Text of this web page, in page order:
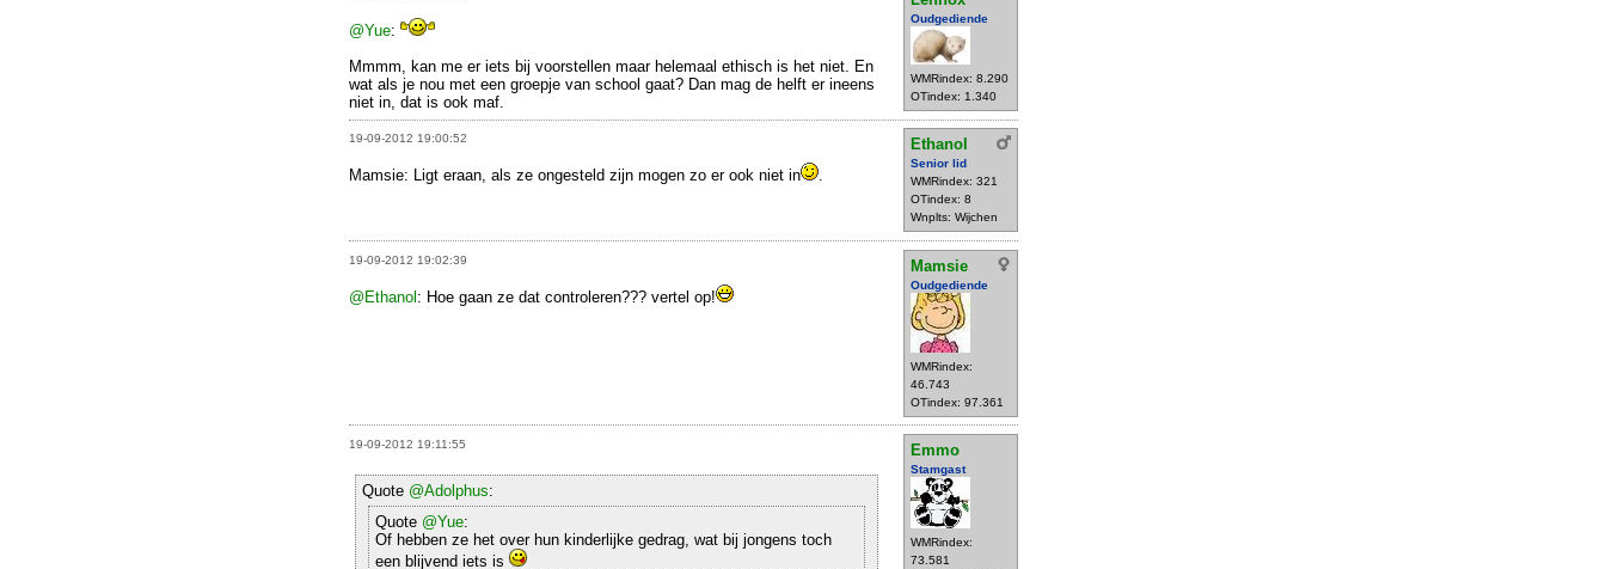
Oudgediende
WMRindex: 8.290
OTindex: 1.340
@Yue:
Mmmm, kan me er iets bij voorstellen maar helemaal ethisch is het niet. En
wat als je nou met een groepje van school gaat? Dan mag de helft er ineens
niet in, dat is ook maf.
19-09-2012 19:00:52 Ethanol
Senior lid
WMRindex: 321
OTindex: 8
Wnplts: Wijchen
Mamsie: Ligt eraan, als ze ongesteld zijn mogen zo er ook niet in .
19-09-2012 19:02:39 Mamsie
Oudgediende
WMRindex:
46.743
OTindex: 97.361
@Ethanol : Hoe gaan ze dat controleren??? vertel op!
19-09-2012 19:11:55 Emmo
Stamgast
WMRindex:
73.581
Quote @Adolphus:
Quote @Yue:
Of hebben ze het over hun kinderlijke gedrag, wat bij jongens toch
een blijvend iets is